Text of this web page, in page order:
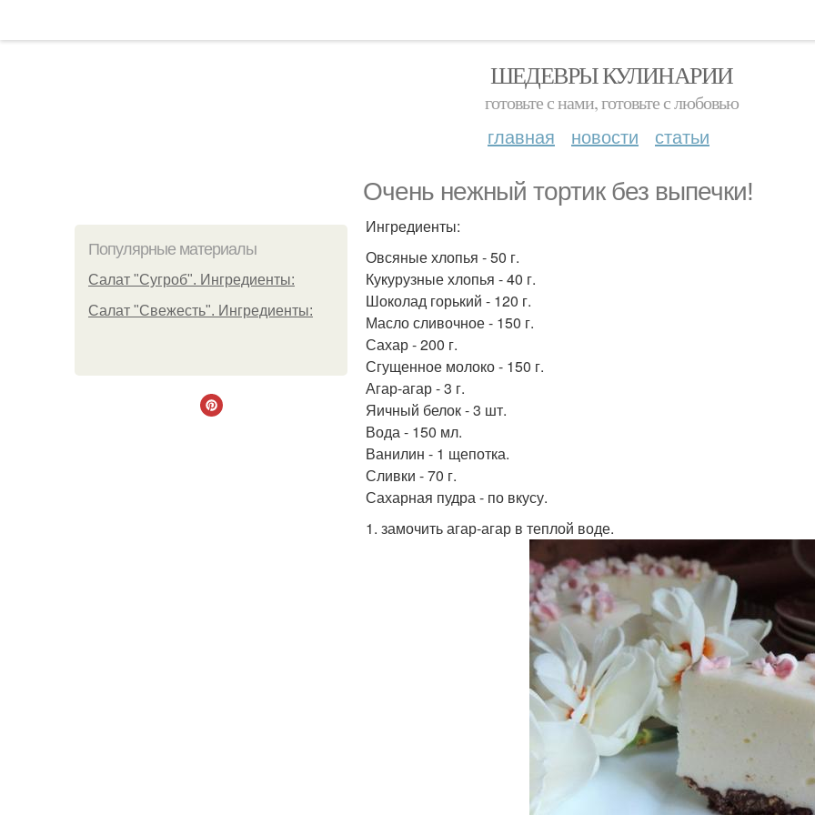
ШЕДЕВРЫ КУЛИНАРИИ
готовьте с нами, готовьте с любовью
главная новости статьи
Очень нежный тортик без выпечки!
Популярные материалы
Салат "Сугроб". Ингредиенты:
Салат "Свежесть". Ингредиенты:
Ингредиенты:
Овсяные хлопья - 50 г.
Кукурузные хлопья - 40 г.
Шоколад горький - 120 г.
Масло сливочное - 150 г.
Сахар - 200 г.
Сгущенное молоко - 150 г.
Агар-агар - 3 г.
Яичный белок - 3 шт.
Вода - 150 мл.
Ванилин - 1 щепотка.
Сливки - 70 г.
Сахарная пудра - по вкусу.
1. замочить агар-агар в теплой воде.